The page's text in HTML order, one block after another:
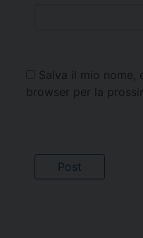
Salva il mio nome,
browser per la